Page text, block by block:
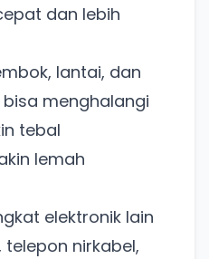
dan lebih
lantai, dan
menghalangi
tebal
lemah
elektronik lain
nirkabel,